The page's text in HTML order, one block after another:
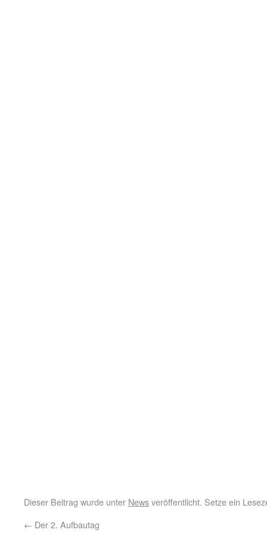
Dieser Beitrag wurde unter Newsveröffentlicht. Setze ein
← Der 2. Aufbautag